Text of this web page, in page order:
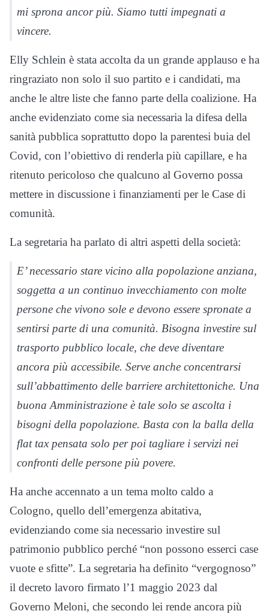
mi sprona ancor più. Siamo tutti impegnati a
vincere.
Elly Schlein è stata accolta da un grande applauso e ha
ringraziato non solo il suo partito e i candidati, ma
anche le altre liste che fanno parte della coalizione. Ha
anche evidenziato come sia necessaria la difesa della
sanità pubblica soprattutto dopo la parentesi buia del
Covid, con l’obiettivo di renderla più capillare, e ha
ritenuto pericoloso che qualcuno al Governo possa
mettere in discussione i finanziamenti per le Case di
comunità.
La segretaria ha parlato di altri aspetti della società:
E’ necessario stare vicino alla popolazione anziana,
soggetta a un continuo invecchiamento con molte
persone che vivono sole e devono essere spronate a
sentirsi parte di una comunità. Bisogna investire sul
trasporto pubblico locale, che deve diventare
ancora più accessibile. Serve anche concentrarsi
sull’abbattimento delle barriere architettoniche. Una
buona Amministrazione è tale solo se ascolta i
bisogni della popolazione. Basta con la balla della
flat tax pensata solo per poi tagliare i servizi nei
confronti delle persone più povere.
Ha anche accennato a un tema molto caldo a
Cologno, quello dell’emergenza abitativa,
evidenziando come sia necessario investire sul
patrimonio pubblico perché “non possono esserci case
vuote e sfitte”. La segretaria ha definito “vergognoso”
il decreto lavoro firmato l’1 maggio 2023 dal
Governo Meloni, che secondo lei rende ancora più